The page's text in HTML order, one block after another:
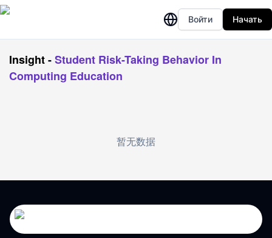
Войти Начать
Insight-Student Risk-Taking Behavior In
Computing Education
暂无数据